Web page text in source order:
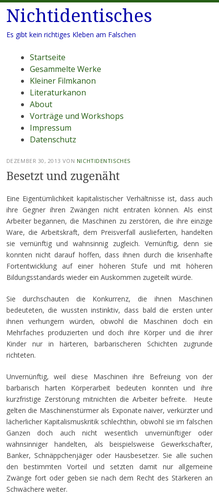
Nichtidentisches
Es gibt kein richtiges Kleben am Falschen
Menü
Zum
Inhalt
springen
Startseite
Gesammelte Werke
Kleiner Filmkanon
Literaturkanon
About
Vorträge und Workshops
Impressum
Datenschutz
DEZEMBER 30, 2013 VON NICHTIDENTISCHES
Besetzt und zugenäht
Eine Eigentümlichkeit kapitalistischer Verhältnisse ist, dass auch
ihre Gegner ihren Zwängen nicht entraten können. Als einst
Arbeiter begannen, die Maschinen zu zerstören, die ihre einzige
Ware, die Arbeitskraft, dem Preisverfall auslieferten, handelten
sie vernünftig und wahnsinnig zugleich. Vernünftig, denn sie
konnten nicht darauf hoffen, dass ihnen durch die krisenhafte
Fortentwicklung auf einer höheren Stufe und mit höheren
Bildungsstandards wieder ein Auskommen zugeteilt würde.
Sie durchschauten die Konkurrenz, die ihnen Maschinen
bedeuteten, die wussten instinktiv, dass bald die ersten unter
ihnen verhungern würden, obwohl die Maschinen doch ein
Mehrfaches produzierten und doch ihre Körper und die ihrer
Kinder nur in härteren, barbarischeren Schichten zugrunde
richteten.
Unvernünftig, weil diese Maschinen ihre Befreiung von der
barbarisch harten Körperarbeit bedeuten konnten und ihre
kurzfristige Zerstörung mitnichten die Arbeiter befreite. Heute
gelten die Maschinenstürmer als Exponate naiver, verkürzter und
lächerlicher Kapitalismuskritik schlechthin, obwohl sie im falschen
Ganzen doch auch nicht wesentlich unvernünftiger oder
wahnsinniger handelten, als beispielsweise Gewerkschafter,
Banker, Schnäppchenjäger oder Hausbesetzer. Sie alle suchen
den bestimmten Vorteil und setzten damit nur allgemeine
Zwänge fort oder geben sie nach dem Recht des Stärkeren an
Schwächere weiter.